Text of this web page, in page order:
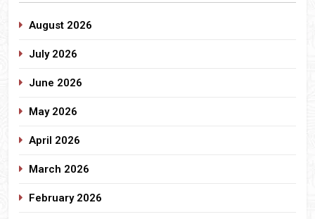
August 2026
July 2026
June 2026
May 2026
April 2026
March 2026
February 2026